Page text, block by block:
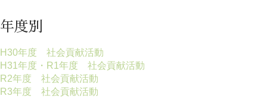
年度別
H30年度 社会貢献活動
H31年度・R1年度 社会貢献活動
R2年度 社会貢献活動
R3年度 社会貢献活動